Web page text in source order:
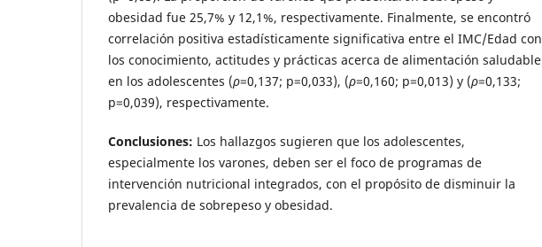
obesidad fue 25,7% y 12,1%, respectivamente. Finalmente, se encontró
correlación positiva estadísticamente significativa entre el IMC/Edad con
los conocimiento, actitudes y prácticas acerca de alimentación saludable
en los adolescentes (ρ=0,137; p=0,033), (ρ=0,160; p=0,013) y (ρ=0,133;
p=0,039), respectivamente.
Conclusiones: Los hallazgos sugieren que los adolescentes,
especialmente los varones, deben ser el foco de programas de
intervención nutricional integrados, con el propósito de disminuir la
prevalencia de sobrepeso y obesidad.